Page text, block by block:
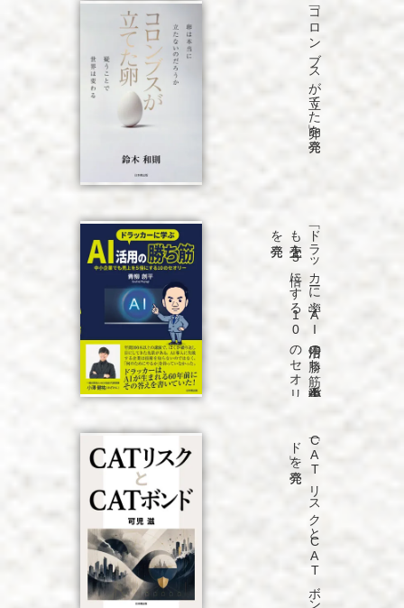
「コロンブスが立てた卵」を発売
「ド
ラ
ッ
カ
ーに
学ぶ
A
I
活用の
勝ち
筋
中小企業で
も
売上を
5
倍に
す
る
1
0
の
セ
オ
リ
ー」
を
発売
「C
A
T
リ
ス
ク
と
C
A
T
ボ
ン
ド
」を
発売